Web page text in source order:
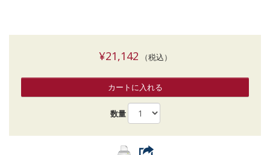
¥21,142 （税込）
カートに入れる
数量